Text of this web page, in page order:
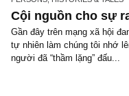
ISSUE EXCERPTS
Bàn về phân bổ